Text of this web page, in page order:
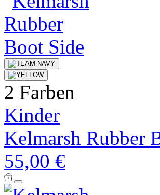
2 Farben
Kinder
Kelmarsh Rubber
55,00 €